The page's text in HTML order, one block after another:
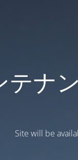
テナ
Site will be